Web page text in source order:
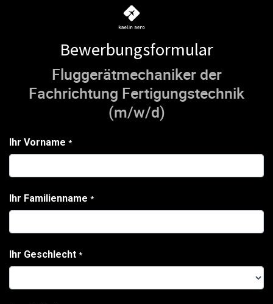
Bewerbungsformular
Fluggerätmechaniker der
Fachrichtung Fertigungstechnik
(m/w/d)
Ihr Vorname *
Ihr Familienname *
Ihr Geschlecht *